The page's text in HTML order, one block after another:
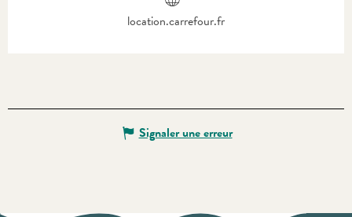
location.carrefour.fr
Signaler une erreur